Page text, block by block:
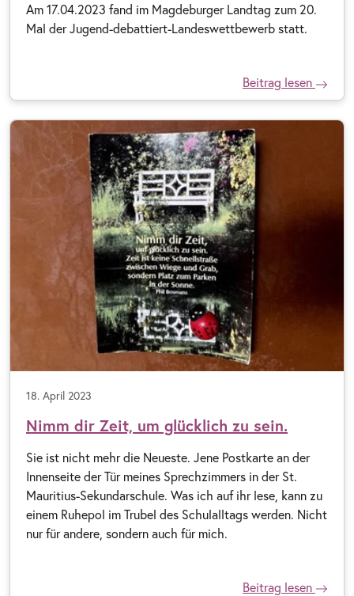
Am 17.04.2023 fand im Magdeburger Landtag zum 20.
Mal der Jugend-debattiert-Landeswettbewerb statt.
Beitrag lesen
18. April 2023
Nimm dir Zeit, um glücklich zu sein.
Sie ist nicht mehr die Neueste. Jene Postkarte an der
Innenseite der Tür meines Sprechzimmers in der St.
Mauritius-Sekundarschule. Was ich auf ihr lese, kann zu
einem Ruhepol im Trubel des Schulalltags werden. Nicht
nur für andere, sondern auch für mich.
Beitrag lesen